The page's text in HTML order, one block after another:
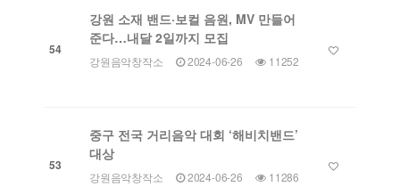
54
강원 소재 밴드·보컬 음원, MV 만들어
준다…내달 2일까지 모집
강원음악창작소 2024-06-26 11252
53
중구 전국 거리음악 대회 ‘해비치밴드’
대상
강원음악창작소 2024-06-26 11286